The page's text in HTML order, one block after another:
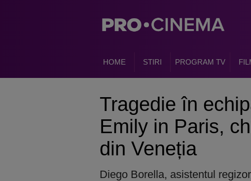
HOME STIRI PROGRAM TV
Tragedieîn
Emily in Paris,
din Veneția
Diego Borella, asistentul